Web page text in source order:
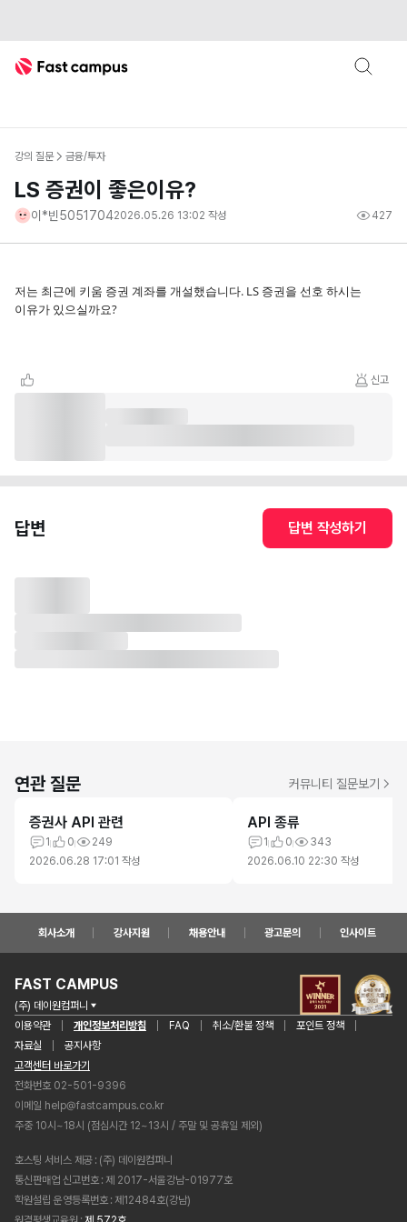
Fast Campus
강의 질문 금융/투자
LS 증권이 좋은이유?
이*빈50517042026.05.26 13:02 작성 427
저는 최근에 키움 증권 계좌를 개설했습니다. LS 증권을 선호 하시는
이유가 있으실까요?
신고
답변 답변 작성하기
연관 질문 커뮤니티 질문보기
증권사 API 관련
1 0
249
2026.06.28 17:01 작성
API 종류
1 0
343
2026.06.10 22:30 작성
회사소개 강사지원 채용안내 광고문의 인사이트
FAST CAMPUS
(주) 데이원컴퍼니
이용약관
개인정보처리방침 FAQ 취소/환불 정책
포인트 정책
자료실
공지사항
고객센터 바로가기
전화번호 02-501-9396
이메일 help@fastcampus.co.kr
주중 10시~18시 (점심시간 12~13시 / 주말 및 공휴일 제외)
호스팅 서비스 제공 (주) 데이원컴퍼니
통신판매업 신고번호 제 2017-서울강남-01977호
학원설립 운영등록번호 제12484호(강남)